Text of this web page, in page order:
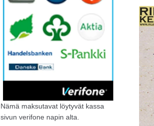
Nämä maksutavat löytyvät kassa
sivun verifone napin alta.